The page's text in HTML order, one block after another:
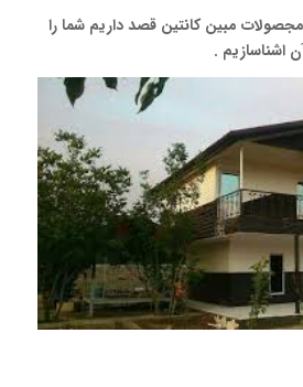
مبین کانتین قصد داریم شما را
اشناسازیم .